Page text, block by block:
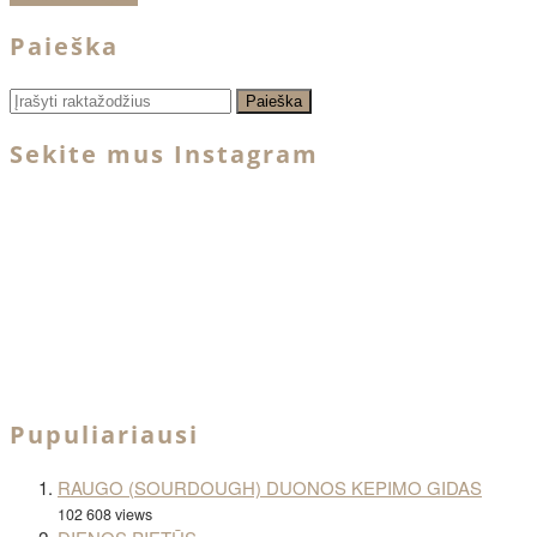
Paieška
Sekite mus Instagram
Pupuliariausi
RAUGO (SOURDOUGH) DUONOS KEPIMO GIDAS
102 608 views